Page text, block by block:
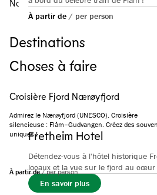
Norway’s best te permet de vivre
À partir de / per person
Destinations
Découvrez les fjords
Choses à faire
Croisière Fjord Nærøyfjord
Admirez le Nærøyfjord (UNESCO). Croisière
silencieuse : Flåm–Gudvangen. Créez des
uniques !
À partir de /per person
Fretheim Hotel
Détendez-vous à l'hôtel historique
locaux et la vue sur le fjord au cœur
En savoir plus